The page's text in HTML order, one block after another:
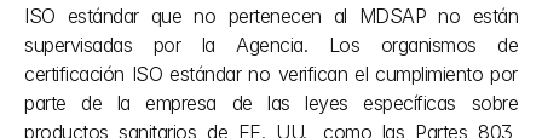
ISO estándar que no pertenecen al MDSAP no están
supervisadas por la Agencia. Los organismos de
certificación ISO estándar no verifican el cumplimiento por
parte de la empresa de las leyes específicas sobre
productos sanitarios de EE. UU., como las Partes 803,